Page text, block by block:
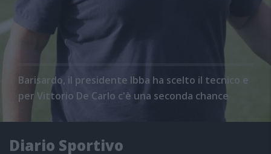
Barisardo, il presidente Ibba ha scelto il tecnico e
per Vittorio De Carlo c'è una seconda chance
Diario Sportivo